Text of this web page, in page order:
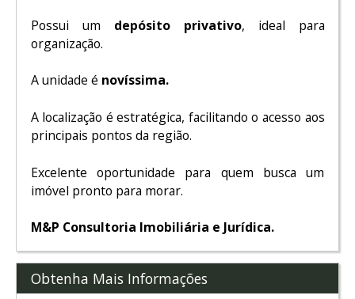
Possui um depósito privativo, ideal para
organização.
A unidade é novíssima.
A localização é estratégica, facilitando o acesso aos
principais pontos da região.
Excelente oportunidade para quem busca um
imóvel pronto para morar.
M&P Consultoria Imobiliária e Jurídica.
Obtenha Mais Informações